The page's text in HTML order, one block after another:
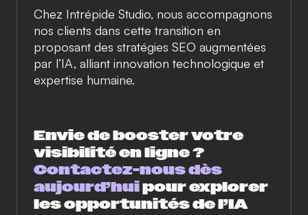
Chez Intrépide Studio, nous accompagnons
nos clients dans cette transition en
proposant des stratégies SEO augmentées
par l’IA, alliant innovation technologique et
expertise humaine.
Envie de booster votre
visibilité en ligne ?
Contactez-nous dès
aujourd’huipour explorer
les opportunités de l’IA